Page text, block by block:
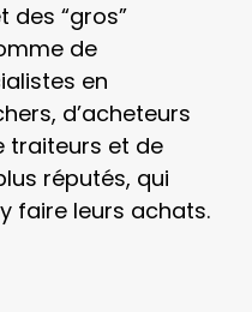
des “gros”
de
en
d’acheteurs
traiteurs et de
réputés, qui
faire leurs achats.